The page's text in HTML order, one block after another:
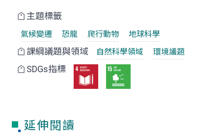
主題標籤
氣候變遷 恐龍 爬行動物 地球科學
課綱議題與領域 自然科學領域 環境議題
SDGs指標
延伸閱讀